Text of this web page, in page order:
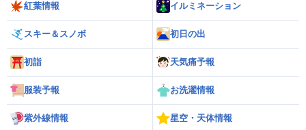
紅葉情報 イルミネーション
スキー＆スノボ 初日の出
初詣 天気痛予報
服装予報 お洗濯情報
紫外線情報 星空・天体情報